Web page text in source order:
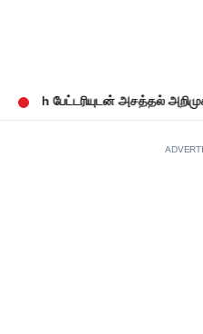
பேட்டரியுடன் அசத்தல் அறிமுகம்!